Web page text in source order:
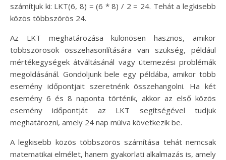
számítjuk ki: LKT(6, 8) = (6 * 8) / 2 = 24. Tehát a legkisebb
közös többszörös 24.
Az LKT meghatározása különösen hasznos, amikor
többszörösök összehasonlítására van szükség, például
mértékegységek átváltásánál vagy ütemezési problémák
megoldásánál. Gondoljunk bele egy példába, amikor több
esemény időpontjait szeretnénk összehangolni. Ha két
esemény 6 és 8 naponta történik, akkor az első közös
esemény időpontját az LKT segítségével tudjuk
meghatározni, amely 24 nap múlva következik be.
A legkisebb közös többszörös számítása tehát nemcsak
matematikai elmélet, hanem gyakorlati alkalmazás is, amely